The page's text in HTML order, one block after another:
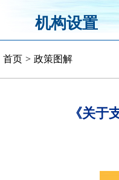
机构设置
首页 > 政策图解
《关于